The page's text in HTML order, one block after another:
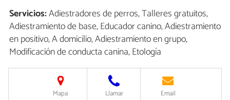
Servicios:Adiestradores de perros, Talleres gratuitos,
Adiestramiento de base, Educador canino, Adiestramiento
en positivo, A domicilio, Adiestramiento en grupo,
Modificación de conducta canina, Etología
Mapa Llamar Email